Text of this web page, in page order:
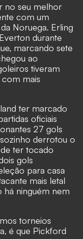
no seu melhor
com um
Noruega. Erling
durante
marcando sete
ao
tiveram
mais
ter marcado
oficiais
27 gols
derrotou o
ter tocado
gols
para casa
mais letal
ninguém nem
torneios
é que Pickford